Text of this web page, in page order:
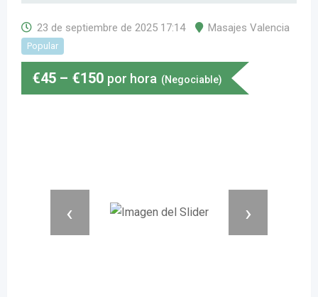
23 de septiembre de 2025 17:14 Masajes Valencia
Popular
€45 – €150 por hora (Negociable)
‹ ›